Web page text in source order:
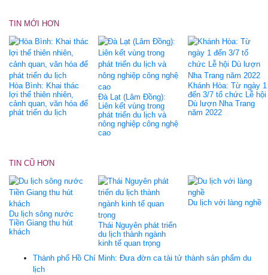
TIN MỚI HƠN
Hòa Bình: Khai thác
lợi thế thiên nhiên,
cảnh quan, văn hóa để
phát triển du lịch
Đà Lạt (Lâm Đồng):
Liên kết vùng trong
phát triển du lịch và
nông nghiệp công nghệ
cao
Khánh Hòa: Từ ngày 1
đến 3/7 tổ chức Lễ hội
Dù lượn Nha Trang
năm 2022
TIN CŨ HƠN
Du lịch sông nước
Tiền Giang thu hút
khách
Thái Nguyên phát triển
du lịch thành ngành
kinh tế quan trọng
Du lịch với làng nghề
Thành phố Hồ Chí Minh: Đưa đờn ca tài tử thành sản phẩm du
lịch